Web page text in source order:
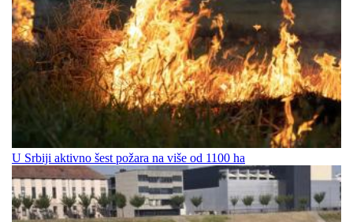
U Srbiji aktivno šest požara na više od 1100 ha